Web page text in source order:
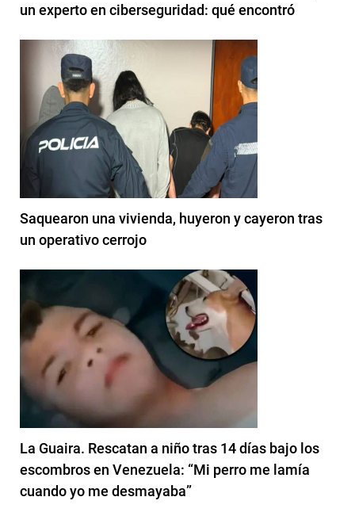
un experto en ciberseguridad: qué encontró
Saquearon una vivienda, huyeron y cayeron tras
un operativo cerrojo
La Guaira. Rescatan a niño tras 14 días bajo los
escombros en Venezuela: “Mi perro me lamía
cuando yo me desmayaba”